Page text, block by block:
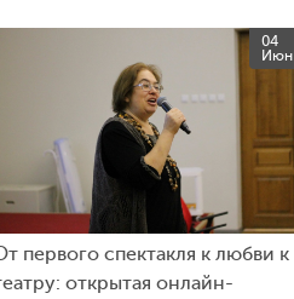
04
Июн
первого спектакля к любви к
открытая онлайн-